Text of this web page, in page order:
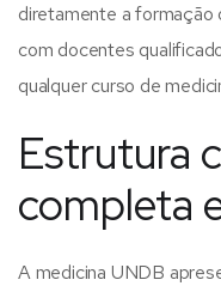
diretamente a formação
com docentes
qualquer curso de
Estrutura
completa
A medicina UNDB